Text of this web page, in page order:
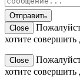
Отправить
Close
хотите совершить
Close
хотите совершить